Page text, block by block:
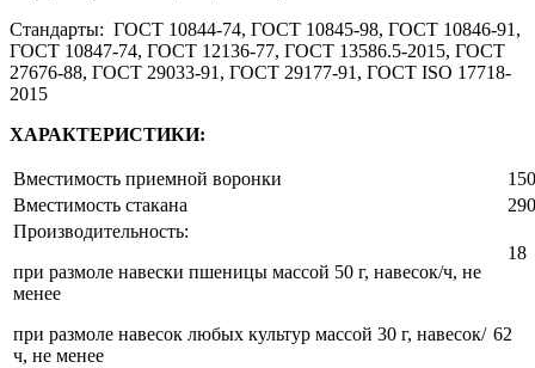
Стандарты: ГОСТ 10844-74, ГОСТ 10845-98, ГОСТ 10846-91,
ГОСТ 10847-74, ГОСТ 12136-77, ГОСТ 13586.5-2015, ГОСТ
27676-88, ГОСТ 29033-91, ГОСТ 29177-91, ГОСТ ISO 17718-
2015
ХАРАКТЕРИСТИКИ:
Вместимость приемной воронки
Вместимость стакана
Производительность:
при размоле навески пшеницы массой 50 г, навесок/ч, не
менее
при размоле навесок любых культур массой 30 г, навесок/
ч, не менее
18
62